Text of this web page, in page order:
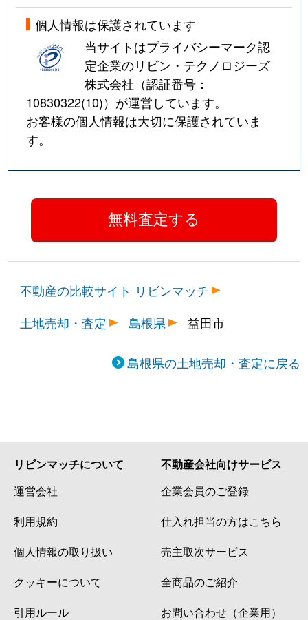
個人情報は保護されています
当サイトはプライバシーマーク認
定企業のリビン・テクノロジーズ
株式会社（認証番号：
10830322(10)）が運営しています。
お客様の個人情報は大切に保護されていま
す。
不動産の比較サイト リビンマッチ
土地売却・査定
島根県 益田市
島根県の土地売却・査定に戻る
リビンマッチについて
運営会社
利用規約
個人情報の取り扱い
クッキーについて
引用ルール
不動産会社向けサービス
企業会員のご登録
仕入れ担当の方はこちら
売主取次サービス
全商品のご紹介
お問い合わせ（企業用）